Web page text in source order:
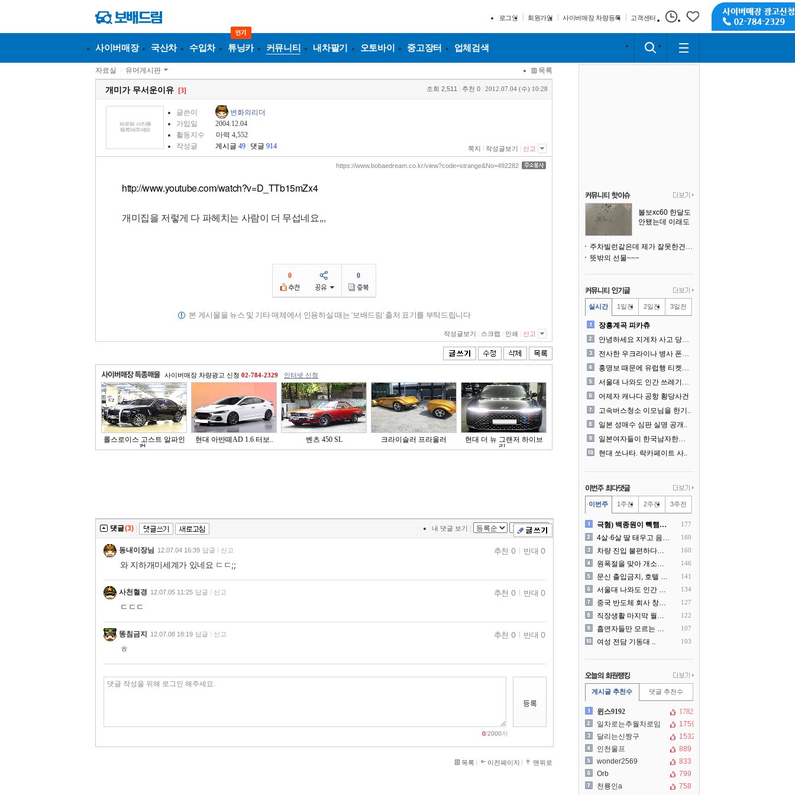
로그인 회원가입 사이버매장 차량등록 고객센터
사이버매장 국산차 수입차 튜닝카 커뮤니티 내차팔기 오토바이 중고장터 업체검색
자료실 > 유머게시판 목록
개미가 무서운이유 [3] 조회 2,511 추천 0 2012.07.04 (수) 10:28
글쓴이
변화의리더
가입일
2004.12.04
활동지수
마력 4,552
작성글
게시글 49 댓글 914 쪽지 작성글보기 신고
https://www.bobaedream.co.kr/view?code=strange&No=492282
http://www.youtube.com/watch?v=D_TTb15mZx4
개미집을 저렇게 다 파헤치는 사람이 더 무섭네요,,,
0 0
본 게시물을 뉴스 및 기타 매체에서 인용하실 때는 '보배드림' 출처 표기를 부탁드립니다
작성글보기 스크랩 인쇄 신고
사이버매장 차량광고 신청 02-784-2329 인터넷 신청
롤스로이스 고스트 알파인
컬..
현대 아반떼AD 1.6 터보.. 벤츠 450 SL 크라이슬러 프라울러
현대 더 뉴 그랜저 하이브
리..
댓글(3) 내 댓글 보기
동내이장님 12.07.04 16:39 답글 신고
와 지하개미세계가 있네요 ㄷㄷ;;
추천 0 반대 0
사천혈경 12.07.05 11:25 답글 신고
ㄷㄷㄷ
추천 0 반대 0
똥침금지 12.07.08 18:19 답글 신고
ㅎ
추천 0 반대 0
0/2000자
목록 이전페이지 맨위로
볼보xc60 한달도
안됐는데 이래도
주차빌런같은데 제가 잘못한건가요
뜻밖의 선물~~~
실시간 1일전 2일전 3일전
장흥계곡 피카츄
안녕하세요 지게차 사고 당사..
전사한 우크라이나 병사 폰에..
홍명보 때문에 유럽행 티켓을..
서울대 나와도 인간 쓰레기일..
어제자 캐나다 공항 황당사건
고속버스청소 이모님을 한기..
일본 성매수 심판 실명 공개..
일본여자들이 한국남자한테 감..
현대 쏘나타. 락카페이트 사..
이번주 1주전 2주전 3주전
극혐) 백종원이 빽햄과 함께.. 177
4살·6살 딸 태우고 음주운.. 160
차량 진입 불편하다고 도로 .. 160
원폭절을 맞아 개소리를 늘어.. 146
문신 출입금지, 호텔 헬스장.. 141
서울대 나와도 인간 쓰레기일.. 134
중국 반도체 회사 창신메모리.. 127
직장생활 마지막 월급 명세서 122
흡연자들만 모르는 냄새 ㄷㄷ 107
여성 전담 기동대 .. 103
게시글 추천수 댓글 추천수
윈스9192
1782
일차로는추월차로임
1759
달리는신짱구
1532
인천울프
889
wonder2569
833
Orb
799
천룡인a
758